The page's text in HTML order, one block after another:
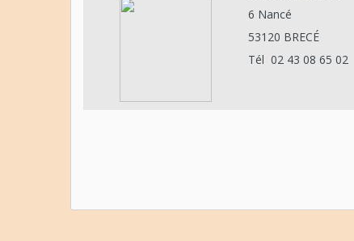
6 Nancé
53120 BRECÉ
Tél 02 43 08 65 02